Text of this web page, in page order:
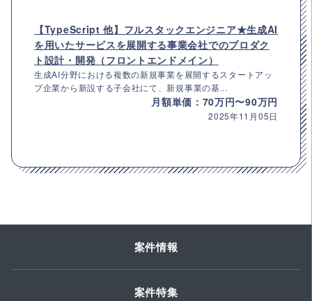
【TypeScript 他】フルスタックエンジニア★生成AI
を用いたサービスを展開する事業会社でのプロダク
ト設計・開発（フロントエンドメイン）
生成AI分野における複数の新規事業を展開するスタートアッ
プ企業から新設する子会社にて、新規事業の基...
月額単価：70万円〜90万円
2025年11月05日
案件情報
案件特集